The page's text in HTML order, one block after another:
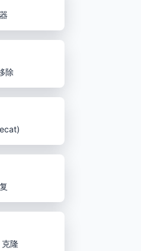
除
克隆